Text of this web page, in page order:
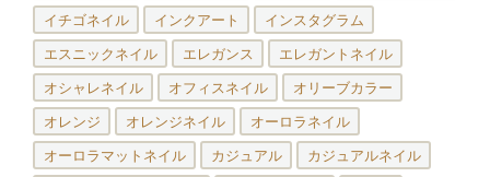
イチゴネイル インクアート インスタグラム
エスニックネイル エレガンス エレガントネイル
オシャレネイル オフィスネイル オリーブカラー
オレンジ オレンジネイル オーロラネイル
オーロラマットネイル カジュアル カジュアルネイル